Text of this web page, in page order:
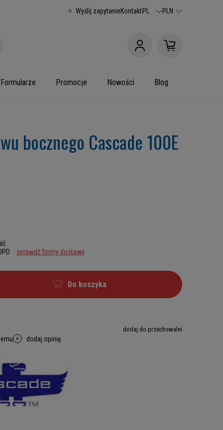
Wyślij zapytanieKontaktPL PLN
Formularze Promocje Nowości Blog
bocznego Cascade 100E
sprawdź formy dostawy
Do koszyka
dodaj do przechowalni
dodaj opinię